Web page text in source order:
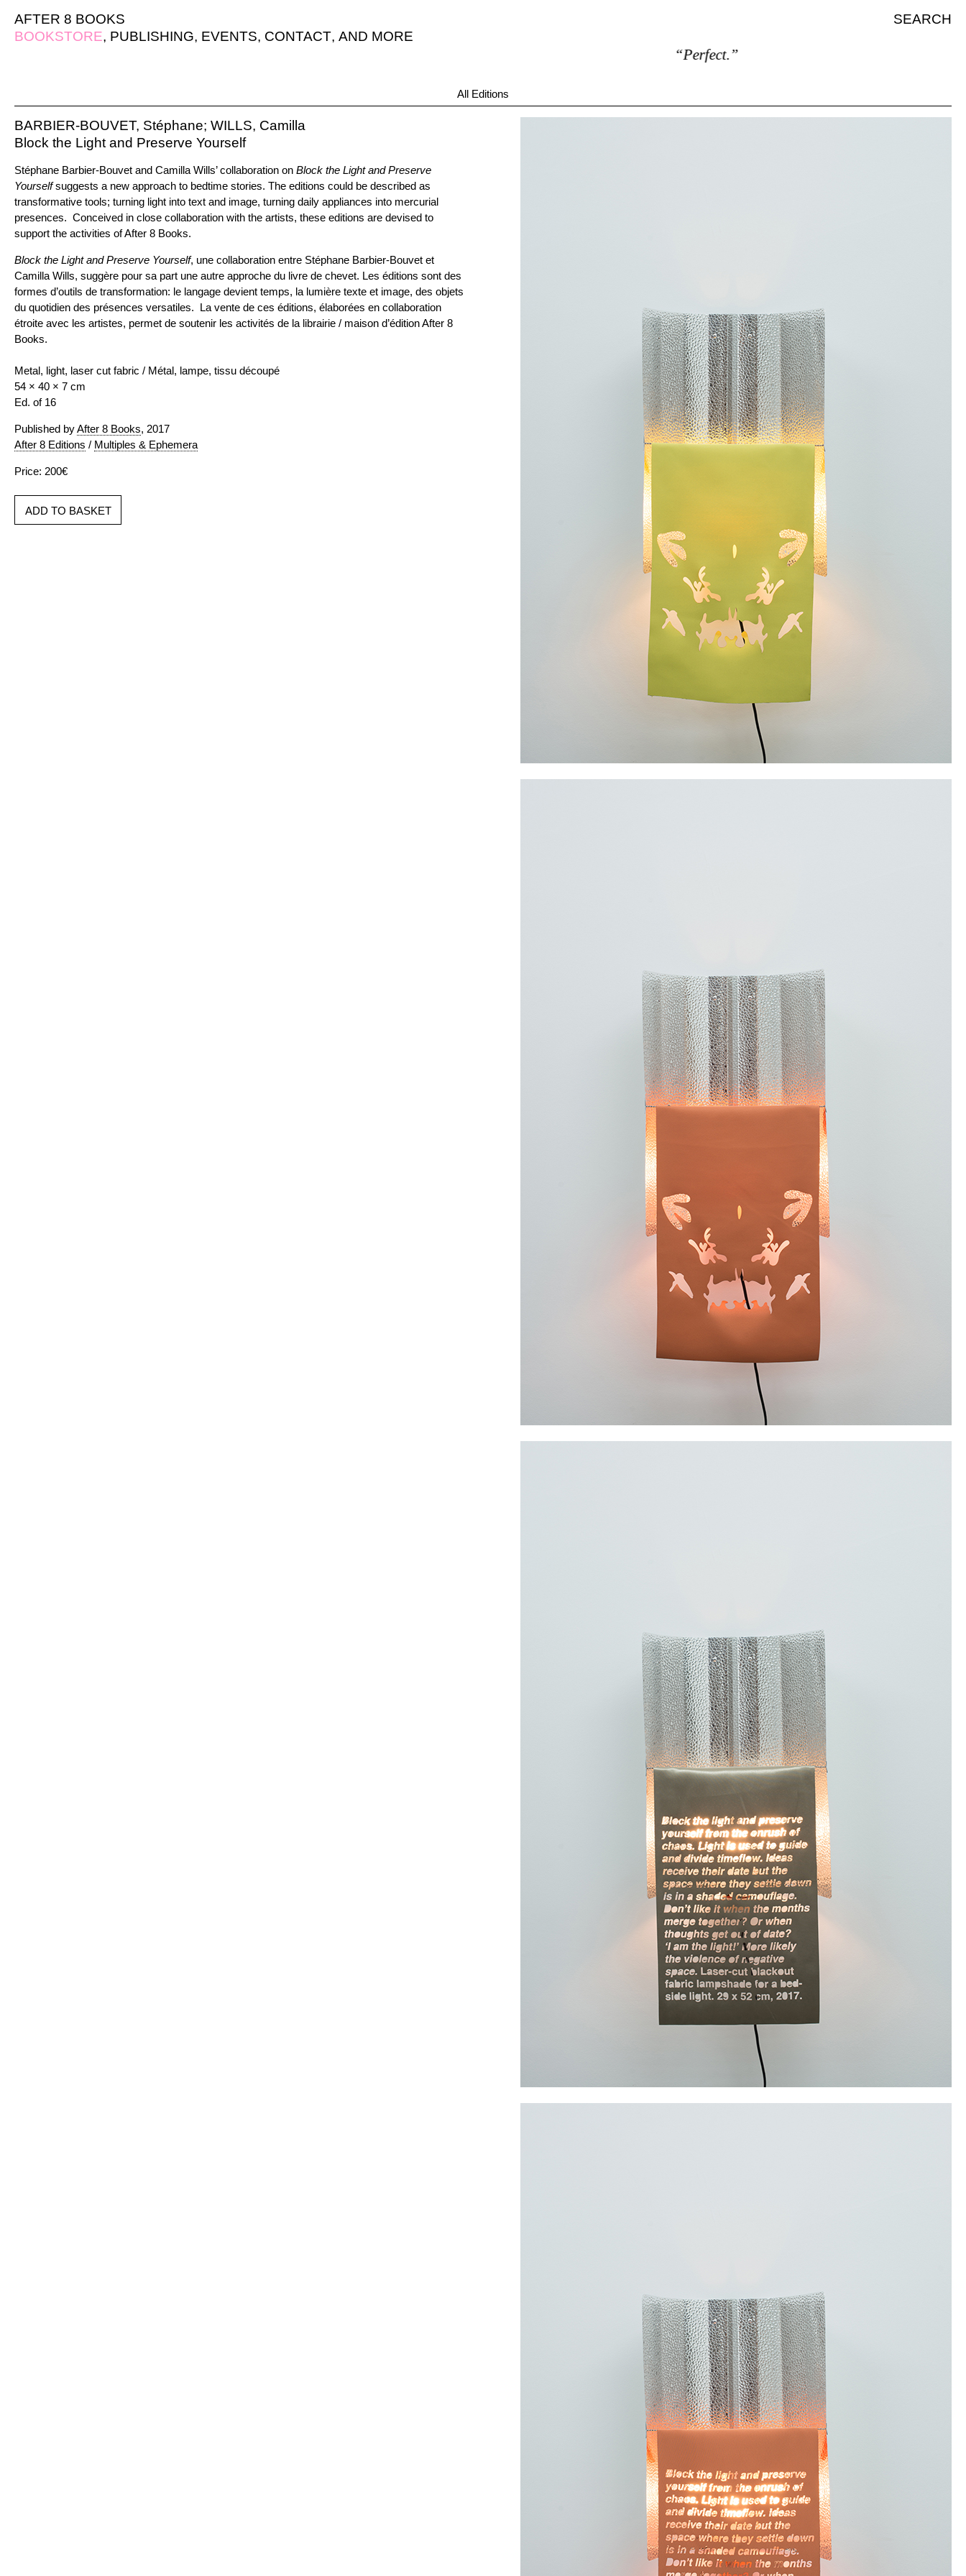
AFTER 8 BOOKS
SEARCH
BOOKSTORE, PUBLISHING, EVENTS, CONTACT, AND MORE
All Editions
BARBIER-BOUVET, Stéphane; WILLS, Camilla
Block the Light and Preserve Yourself
Stéphane Barbier-Bouvet and Camilla Wills’ collaboration on Block the Light and Preserve
Yourself suggests a new approach to bedtime stories. The editions could be described as
transformative tools; turning light into text and image, turning daily appliances into mercurial
presences. Conceived in close collaboration with the artists, these editions are devised to
support the activities of After 8 Books.
Block the Light and Preserve Yourself, une collaboration entre Stéphane Barbier-Bouvet et
Camilla Wills, suggère pour sa part une autre approche du livre de chevet. Les éditions sont des
formes d’outils de transformation: le langage devient temps, la lumière texte et image, des objets
du quotidien des présences versatiles. La vente de ces éditions, élaborées en collaboration
étroite avec les artistes, permet de soutenir les activités de la librairie / maison d’édition After 8
Books.
Metal, light, laser cut fabric / Métal, lampe, tissu découpé
54 × 40 × 7 cm
Ed. of 16
Published byAfter 8 Books, 2017
After 8 Editions / Multiples & Ephemera
Price: 200€
ADD TO BASKET